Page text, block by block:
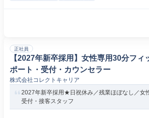
正社員
【2027年新卒採用】女性専用30分フ
ポート・受付・カウンセラー
株式会社コレクトキャリア
2027年新卒採用★日祝休み／残業ほぼなし／女
受付・接客スタッフ